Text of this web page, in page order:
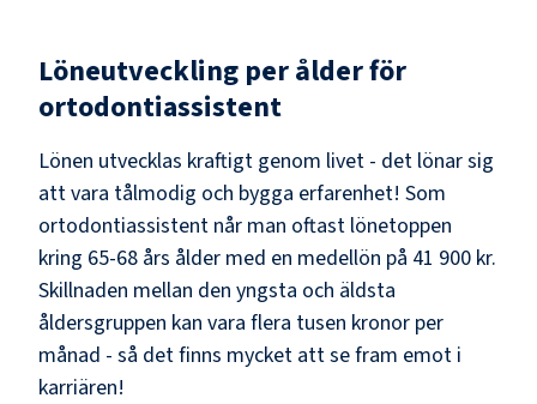
Löneutveckling per ålder för
ortodontiassistent
Lönen utvecklas kraftigt genom livet - det lönar sig
att vara tålmodig och bygga erfarenhet! Som
ortodontiassistent når man oftast lönetoppen
kring 65-68 års ålder med en medellön på 41 900 kr.
Skillnaden mellan den yngsta och äldsta
åldersgruppen kan vara flera tusen kronor per
månad - så det finns mycket att se fram emot i
karriären!